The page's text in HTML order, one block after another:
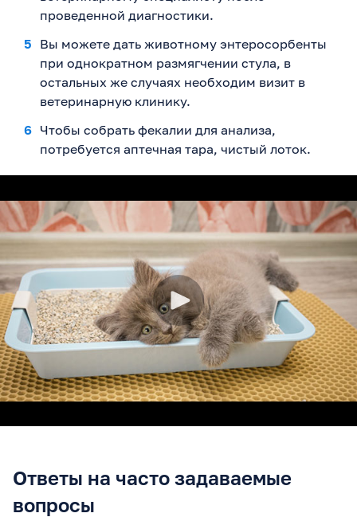
проведенной диагностики.
Вы можете дать животному энтеросорбенты
при однократном размягчении стула, в
остальных же случаях необходим визит в
ветеринарную клинику.
Чтобы собрать фекалии для анализа,
потребуется аптечная тара, чистый лоток.
Ответы на часто задаваемые
вопросы